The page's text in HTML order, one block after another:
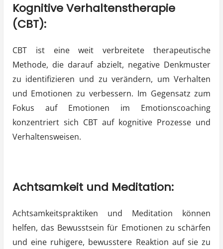
Kognitive Verhaltenstherapie
(CBT):
CBT ist eine weit verbreitete therapeutische
Methode, die darauf abzielt, negative Denkmuster
zu identifizieren und zu verändern, um Verhalten
und Emotionen zu verbessern. Im Gegensatz zum
Fokus auf Emotionen im Emotionscoaching
konzentriert sich CBT auf kognitive Prozesse und
Verhaltensweisen.
Achtsamkeit und Meditation:
Achtsamkeitspraktiken und Meditation können
helfen, das Bewusstsein für Emotionen zu schärfen
und eine ruhigere, bewusstere Reaktion auf sie zu